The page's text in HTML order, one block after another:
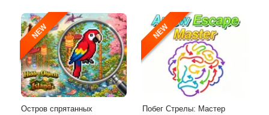
NEW
Остров спрятанных
NEW
Побег Стрелы: Мастер